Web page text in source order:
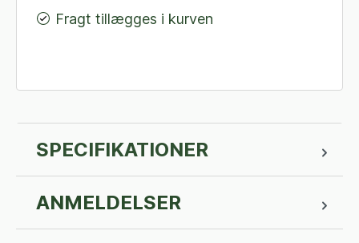
Fragt tillægges i kurven
SPECIFIKATIONER
ANMELDELSER